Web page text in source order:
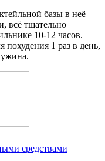
базы в неё
всё тщательно
10-12 часов.
похудения 1 раз в день,
ужина.
средствами